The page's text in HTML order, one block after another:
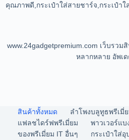
คุณภาพดี,กระเป๋าใส่สายชาร์จ,กระเป๋า
www.24gadgetpremium.com เว็บรว
หลากหลาย อัพเ
สินค้าทั้งหมด
ลำโพงบลูทูธพรีเมี่
แฟลชไดร์ฟพรีเมี่ยม
พาวเวอร์แบ
ของพรีเมี่ยม IT อื่นๆ
กระเป๋าใส่